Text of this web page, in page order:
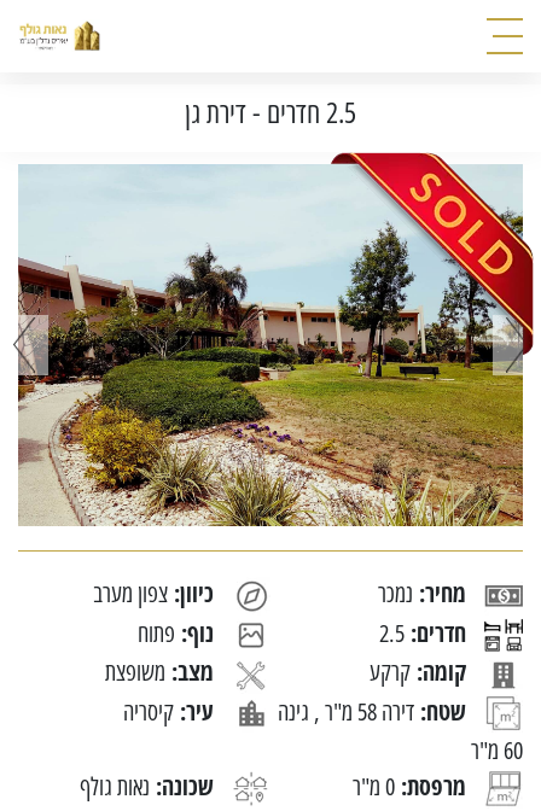
2.5 חדרים - דירת גן
מחיר: נמכר כיוון: צפון מערב
חדרים: 2.5 נוף: פתוח
קומה: קרקע מצב: משופצת
שטח:
דירה 58 מ"ר , גינה
60 מ"ר
עיר: קיסריה
מרפסת: 0 מ"ר שכונה: נאות גולף